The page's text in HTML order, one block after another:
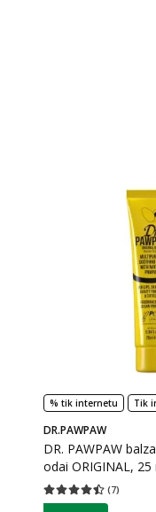
% tik internetu Tik
DR.PAWPAW
DR. PAWPAW
odai ORIGINAL, 25
(7)
Vidutinis įvertinimas 4.43